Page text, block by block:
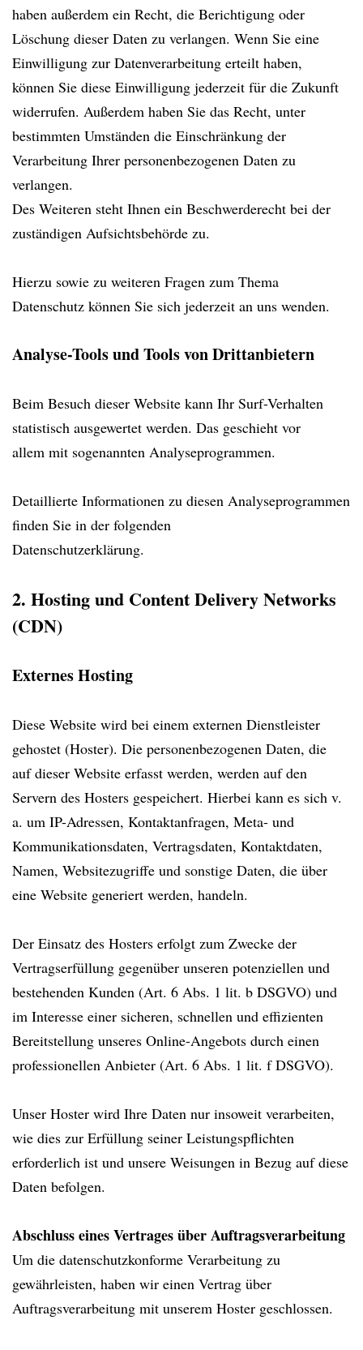
haben außerdem ein Recht, die Berichtigung oder
Löschung dieser Daten zu verlangen. Wenn Sie eine
Einwilligung zur Datenverarbeitung erteilt haben,
können Sie diese Einwilligung jederzeit für die Zukunft
widerrufen. Außerdem haben Sie das Recht, unter
bestimmten Umständen die Einschränkung der
Verarbeitung Ihrer personenbezogenen Daten zu
verlangen.
Des Weiteren steht Ihnen ein Beschwerderecht bei der
zuständigen Aufsichtsbehörde zu.
Hierzu sowie zu weiteren Fragen zum Thema
Datenschutz können Sie sich jederzeit an uns wenden.
Analyse-Tools und Tools von Drittanbietern
Beim Besuch dieser Website kann Ihr Surf-Verhalten
statistisch ausgewertet werden. Das geschieht vor
allem mit sogenannten Analyseprogrammen.
Detaillierte Informationen zu diesen Analyseprogrammen
finden Sie in der folgenden
Datenschutzerklärung.
2. Hosting und Content Delivery Networks
(CDN)
Externes Hosting
Diese Website wird bei einem externen Dienstleister
gehostet (Hoster). Die personenbezogenen Daten, die
auf dieser Website erfasst werden, werden auf den
Servern des Hosters gespeichert. Hierbei kann es sich v.
a. um IP-Adressen, Kontaktanfragen, Meta- und
Kommunikationsdaten, Vertragsdaten, Kontaktdaten,
Namen, Websitezugriffe und sonstige Daten, die über
eine Website generiert werden, handeln.
Der Einsatz des Hosters erfolgt zum Zwecke der
Vertragserfüllung gegenüber unseren potenziellen und
bestehenden Kunden (Art. 6 Abs. 1 lit. b DSGVO) und
im Interesse einer sicheren, schnellen und effizienten
Bereitstellung unseres Online-Angebots durch einen
professionellen Anbieter (Art. 6 Abs. 1 lit. f DSGVO).
Unser Hoster wird Ihre Daten nur insoweit verarbeiten,
wie dies zur Erfüllung seiner Leistungspflichten
erforderlich ist und unsere Weisungen in Bezug auf diese
Daten befolgen.
Abschluss eines Vertrages über Auftragsverarbeitung
Um die datenschutzkonforme Verarbeitung zu
gewährleisten, haben wir einen Vertrag über
Auftragsverarbeitung mit unserem Hoster geschlossen.